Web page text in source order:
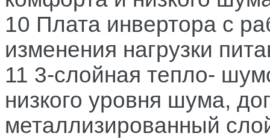
10 Плата инвертора с
изменения нагрузки
11 3-слойная тепло-
низкого уровня шума,
металлизированный